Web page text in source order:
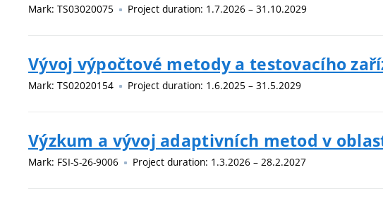
Mark: TS03020075 Project duration: 1.7.2026 – 31.10.2029
Vývoj výpočtové metody a testovacího
Mark: TS02020154 Project duration: 1.6.2025 – 31.5.2029
Výzkum a vývoj adaptivních metod v
Mark: FSI-S-26-9006 Project duration: 1.3.2026 – 28.2.2027